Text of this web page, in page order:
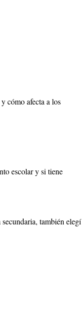
cómo afecta a los
escolar y si tiene
también elegí